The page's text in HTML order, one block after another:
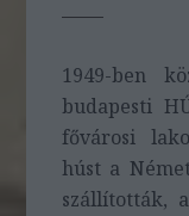
1949-ben
budapesti
fővárosi
húst a
szállították,